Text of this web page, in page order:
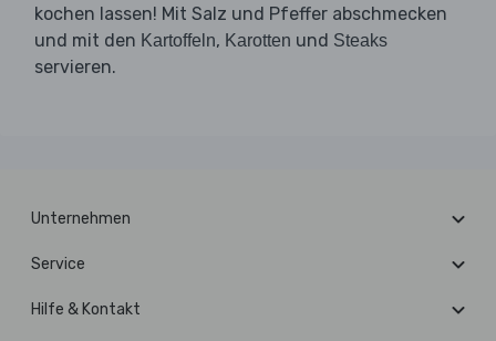
kochen lassen! Mit Salz und Pfeffer abschmecken
und mit den Kartoffeln, Karotten und Steaks
servieren.
Unternehmen
Service
Hilfe & Kontakt